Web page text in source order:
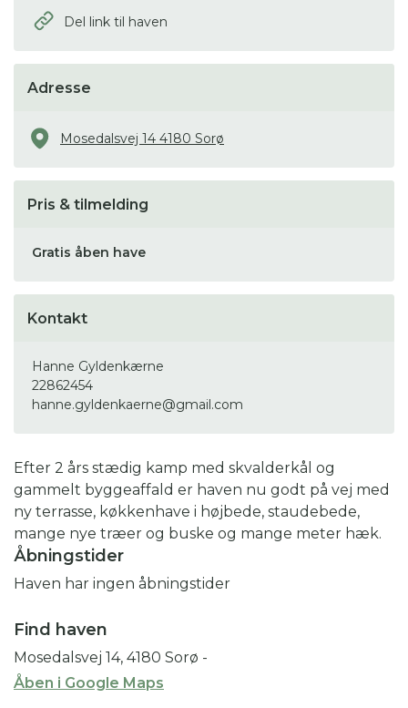
Efter 2 års stædig kamp med skvalderkål og
gammelt byggeaffald er haven nu godt på vej med
ny terrasse, køkkenhave i højbede, staudebede,
mange nye træer og buske og mange meter hæk.
Åbningstider
Haven har ingen åbningstider
Find haven
Mosedalsvej 14, 4180 Sorø -
Åben i Google Maps
Del link til haven
Adresse
Mosedalsvej 14 4180 Sorø
Pris & tilmelding
Gratis åben have
Kontakt
Hanne Gyldenkærne
22862454
hanne.gyldenkaerne@gmail.com